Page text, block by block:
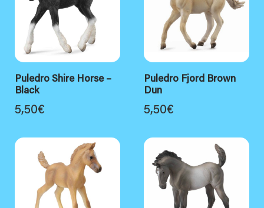
Puledro Shire Horse –
Black
5,50€
Puledro Fjord Brown
Dun
5,50€